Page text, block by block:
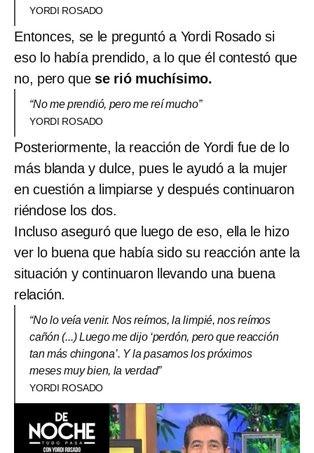
YORDI ROSADO
Entonces, se le preguntó a Yordi Rosado si
eso lo había prendido, a lo que él contestó que
no, pero que se rió muchísimo.
“No me prendió, pero me reí mucho”
YORDI ROSADO
Posteriormente, la reacción de Yordi fue de lo
más blanda y dulce, pues le ayudó a la mujer
en cuestión a limpiarse y después continuaron
riéndose los dos.
Incluso aseguró que luego de eso, ella le hizo
ver lo buena que había sido su reacción ante la
situación y continuaron llevando una buena
relación.
“No lo veía venir. Nos reímos, la limpié, nos reímos
cañón (...) Luego me dijo ‘perdón, pero que reacción
tan más chingona’. Y la pasamos los próximos
meses muy bien, la verdad”
YORDI ROSADO